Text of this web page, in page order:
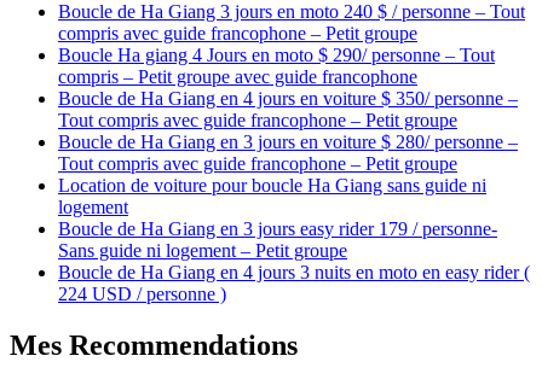
Boucle de Ha Giang 3 jours en moto 240 $ / personne – Tout
compris avec guide francophone – Petit groupe
Boucle Ha giang 4 Jours en moto $ 290/ personne – Tout
compris – Petit groupe avec guide francophone
Boucle de Ha Giang en 4 jours en voiture $ 350/ personne –
Tout compris avec guide francophone – Petit groupe
Boucle de Ha Giang en 3 jours en voiture $ 280/ personne –
Tout compris avec guide francophone – Petit groupe
Location de voiture pour boucle Ha Giang sans guide ni
logement
Boucle de Ha Giang en 3 jours easy rider 179 / personne-
Sans guide ni logement – Petit groupe
Boucle de Ha Giang en 4 jours 3 nuits en moto en easy rider (
224 USD / personne )
Mes Recommendations